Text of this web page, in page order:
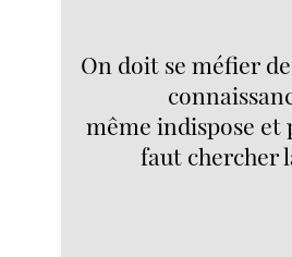
On doit se méfier
même indispose et
faut chercher